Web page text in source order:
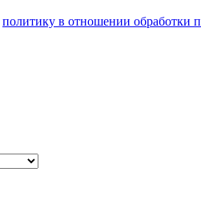
политику в отношении обработки